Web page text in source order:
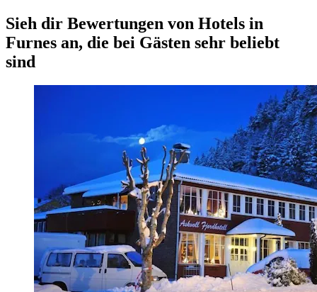
Sieh dir Bewertungen von Hotels in
Furnes an, die bei Gästen sehr beliebt
sind